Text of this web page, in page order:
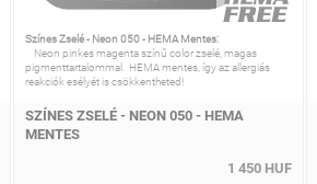
Színes Zselé - Neon 050 - HEMA Mentes:
Neon pinkes magenta színű color zselé, magas
pigmenttartalommal. HEMA mentes, így az allergiás
reakciók esélyét is csökkentheted!
SZÍNES ZSELÉ - NEON 050 - HEMA
MENTES
1 450 HUF